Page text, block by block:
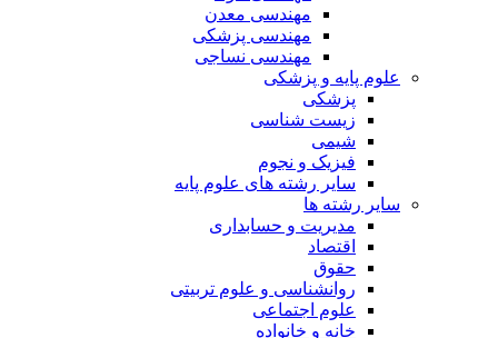
مهندسی معدن
مهندسی پزشکی
مهندسی نساجی
علوم پایه و پزشکی
پزشکی
زیست شناسی
شیمی
فیزیک و نجوم
سایر رشته های علوم پایه
سایر رشته ها
مدیریت و حسابداری
اقتصاد
حقوق
روانشناسی و علوم تربیتی
علوم اجتماعی
خانه و خانواده